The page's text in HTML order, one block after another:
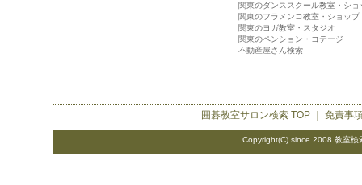
関東のダンススクール教室・ショ
関東のフラメンコ教室・ショップ
関東のヨガ教室・スタジオ
関東のペンション・コテージ
不動産屋さん検索
囲碁教室サロン検索TOP ｜ 免責事
Copyright(C) since 2008 教室検